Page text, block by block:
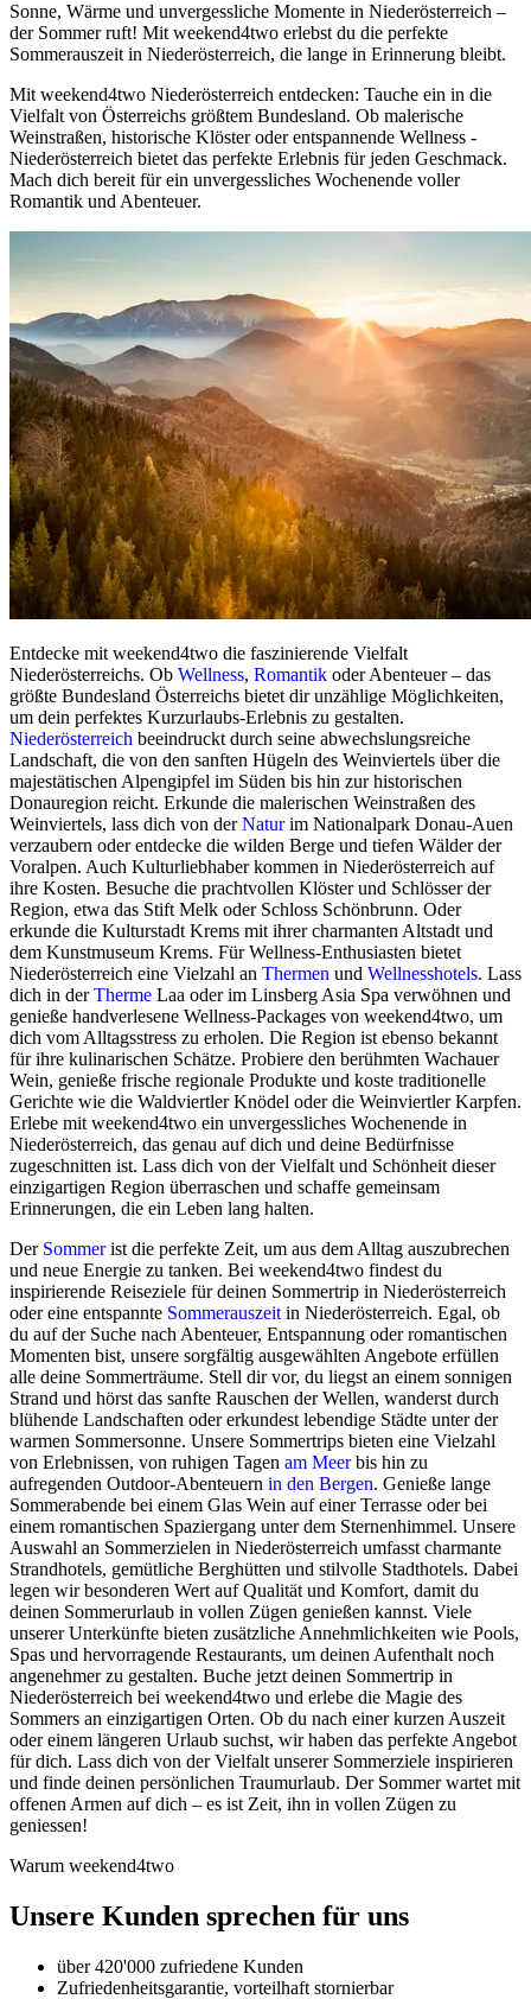
Sonne, Wärme und unvergessliche Momente in Niederösterreich –
der Sommer ruft! Mit weekend4two erlebst du die perfekte
Sommerauszeit in Niederösterreich, die lange in Erinnerung bleibt.
Mit weekend4two Niederösterreich entdecken: Tauche ein in die
Vielfalt von Österreichs größtem Bundesland. Ob malerische
Weinstraßen, historische Klöster oder entspannende Wellness -
Niederösterreich bietet das perfekte Erlebnis für jeden Geschmack.
Mach dich bereit für ein unvergessliches Wochenende voller
Romantik und Abenteuer.
Entdecke mit weekend4two die faszinierende Vielfalt
Niederösterreichs. Ob Wellness, Romantik oder Abenteuer – das
größte Bundesland Österreichs bietet dir unzählige Möglichkeiten,
um dein perfektes Kurzurlaubs-Erlebnis zu gestalten.
Niederösterreich beeindruckt durch seine abwechslungsreiche
Landschaft, die von den sanften Hügeln des Weinviertels über die
majestätischen Alpengipfel im Süden bis hin zur historischen
Donauregion reicht. Erkunde die malerischen Weinstraßen des
Weinviertels, lass dich von derNaturim Nationalpark Donau-Auen
verzaubern oder entdecke die wilden Berge und tiefen Wälder der
Voralpen. Auch Kulturliebhaber kommen in Niederösterreich auf
ihre Kosten. Besuche die prachtvollen Klöster und Schlösser der
Region, etwa das Stift Melk oder Schloss Schönbrunn. Oder
erkunde die Kulturstadt Krems mit ihrer charmanten Altstadt und
dem Kunstmuseum Krems. Für Wellness-Enthusiasten bietet
Niederösterreich eine Vielzahl an Thermen und Wellnesshotels. Lass
dich in derTherme Laa oder im Linsberg Asia Spa verwöhnen und
genieße handverlesene Wellness-Packages von weekend4two, um
dich vom Alltagsstress zu erholen. Die Region ist ebenso bekannt
für ihre kulinarischen Schätze. Probiere den berühmten Wachauer
Wein, genieße frische regionale Produkte und koste traditionelle
Gerichte wie die Waldviertler Knödel oder die Weinviertler Karpfen.
Erlebe mit weekend4two ein unvergessliches Wochenende in
Niederösterreich, das genau auf dich und deine Bedürfnisse
zugeschnitten ist. Lass dich von der Vielfalt und Schönheit dieser
einzigartigen Region überraschen und schaffe gemeinsam
Erinnerungen, die ein Leben lang halten.
Der Sommerist die perfekte Zeit, um aus dem Alltag auszubrechen
und neue Energie zu tanken. Bei weekend4two findest du
inspirierende Reiseziele für deinen Sommertrip in Niederösterreich
oder eine entspannte Sommerauszeitin Niederösterreich. Egal, ob
du auf der Suche nach Abenteuer, Entspannung oder romantischen
Momenten bist, unsere sorgfältig ausgewählten Angebote erfüllen
alle deine Sommerträume. Stell dir vor, du liegst an einem sonnigen
Strand und hörst das sanfte Rauschen der Wellen, wanderst durch
blühende Landschaften oder erkundest lebendige Städte unter der
warmen Sommersonne. Unsere Sommertrips bieten eine Vielzahl
von Erlebnissen, von ruhigen Tagen am Meerbis hin zu
aufregenden Outdoor-Abenteuern in den Bergen. Genieße lange
Sommerabende bei einem Glas Wein auf einer Terrasse oder bei
einem romantischen Spaziergang unter dem Sternenhimmel. Unsere
Auswahl an Sommerzielen in Niederösterreich umfasst charmante
Strandhotels, gemütliche Berghütten und stilvolle Stadthotels. Dabei
legen wir besonderen Wert auf Qualität und Komfort, damit du
deinen Sommerurlaub in vollen Zügen genießen kannst. Viele
unserer Unterkünfte bieten zusätzliche Annehmlichkeiten wie Pools,
Spas und hervorragende Restaurants, um deinen Aufenthalt noch
angenehmer zu gestalten. Buche jetzt deinen Sommertrip in
Niederösterreich bei weekend4two und erlebe die Magie des
Sommers an einzigartigen Orten. Ob du nach einer kurzen Auszeit
oder einem längeren Urlaub suchst, wir haben das perfekte Angebot
für dich. Lass dich von der Vielfalt unserer Sommerziele inspirieren
und finde deinen persönlichen Traumurlaub. Der Sommer wartet mit
offenen Armen auf dich – es ist Zeit, ihn in vollen Zügen zu
geniessen!
Warum weekend4two
Unsere Kunden sprechen für uns
über 420'000 zufriedene Kunden
Zufriedenheitsgarantie, vorteilhaft stornierbar